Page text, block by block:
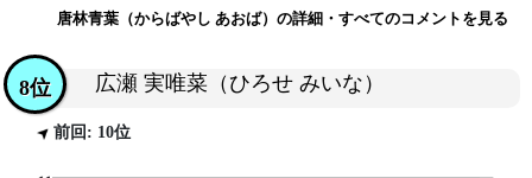
唐林青葉（からばやし あおば）の詳細・すべてのコメントを見る
広瀬 実唯菜（ひろせ みいな）
8位
前回: 10位